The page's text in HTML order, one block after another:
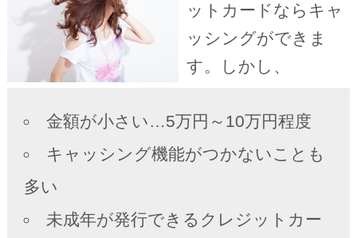
ットカードならキャ
ッシングができま
す。しかし、
金額が小さい…5万円～10万円程度
キャッシング機能がつかないことも
多い
未成年が発行できるクレジットカー